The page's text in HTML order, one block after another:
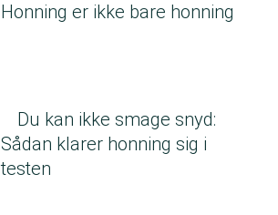
Honning er ikke bare honning
Du kan ikke smage snyd:
Sådan klarer honning sig i
testen